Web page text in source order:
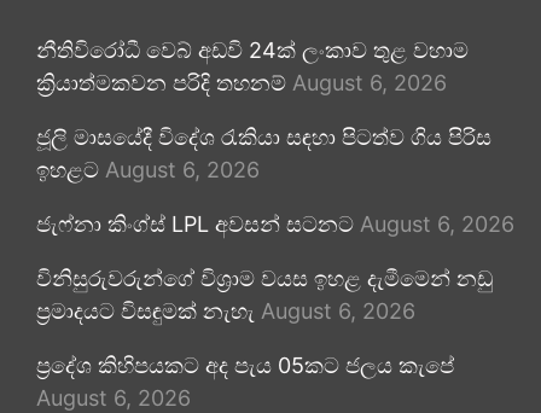
නීතිවිරෝධී වෙබ් අඩවි 24ක් ලංකාව තුළ වහාම
ක්‍රියාත්මකවන පරිදි තහනම් August 6, 2026
ජූලි මාසයේදී විදේශ රැකියා සඳහා පිටත්ව ගිය පිරිස
ඉහළට August 6, 2026
ජැෆ්නා කිංග්ස් LPL අවසන් සටනට August 6, 2026
විනිසුරුවරුන්ගේ විශ්‍රාම වයස ඉහළ දැමීමෙන් නඩු
ප්‍රමාදයට විසඳුමක් නැහැ August 6, 2026
ප්‍රදේශ කිහිපයකට අද පැය 05කට ජලය කැපේ
August 6, 2026